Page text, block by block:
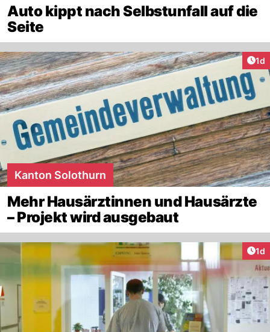
Auto kippt nach Selbstunfall auf die
Seite
1d
Kanton Solothurn
Mehr Hausärztinnen und Hausärzte
– Projekt wird ausgebaut
1d